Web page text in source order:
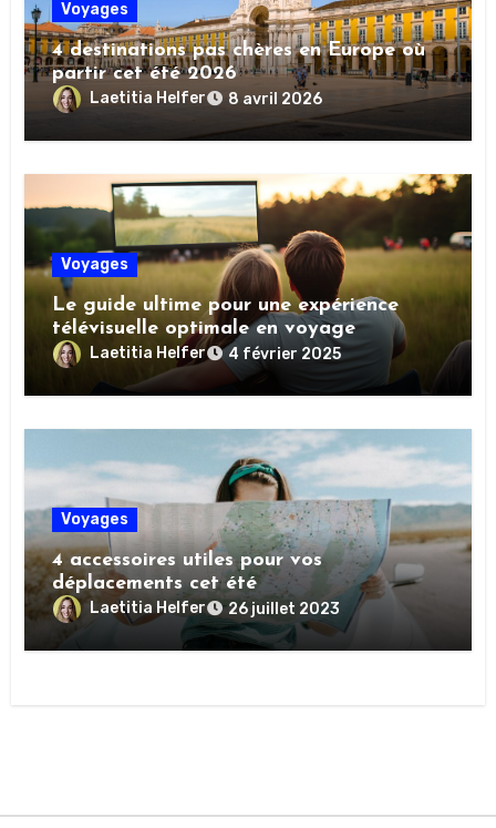
Voyages
4 destinations pas chères en Europe où
partir cet été 2026
Laetitia Helfer 8 avril 2026
Voyages
Le guide ultime pour une expérience
télévisuelle optimale en voyage
Laetitia Helfer 4 février 2025
Voyages
4 accessoires utiles pour vos
déplacements cet été
Laetitia Helfer 26 juillet 2023